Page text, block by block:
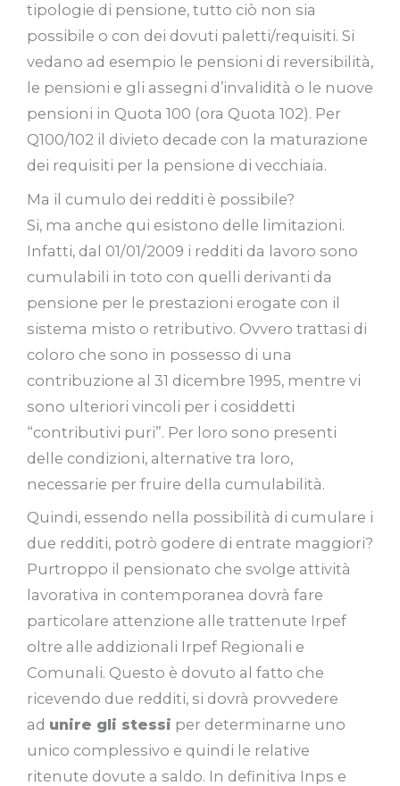
tipologie di pensione, tutto ciò non sia
possibile o con dei dovuti paletti/requisiti. Si
vedano ad esempio le pensioni di reversibilità,
le pensioni e gli assegni d’invalidità o le nuove
pensioni in Quota 100 (ora Quota 102). Per
Q100/102 il divieto decade con la maturazione
dei requisiti per la pensione di vecchiaia.
Ma il cumulo dei redditi è possibile?
Si, ma anche qui esistono delle limitazioni.
Infatti, dal 01/01/2009 i redditi da lavoro sono
cumulabili in toto con quelli derivanti da
pensione per le prestazioni erogate con il
sistema misto o retributivo. Ovvero trattasi di
coloro che sono in possesso di una
contribuzione al 31 dicembre 1995, mentre vi
sono ulteriori vincoli per i cosiddetti
“contributivi puri”. Per loro sono presenti
delle condizioni, alternative tra loro,
necessarie per fruire della cumulabilità.
Quindi, essendo nella possibilità di cumulare i
due redditi, potrò godere di entrate maggiori?
Purtroppo il pensionato che svolge attività
lavorativa in contemporanea dovrà fare
particolare attenzione alle trattenute Irpef
oltre alle addizionali Irpef Regionali e
Comunali. Questo è dovuto al fatto che
ricevendo due redditi, si dovrà provvedere
ad unire gli stessi per determinarne uno
unico complessivo e quindi le relative
ritenute dovute a saldo. In definitiva Inps e